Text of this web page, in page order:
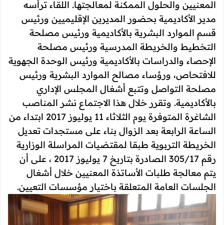
المعنيين والحلول الممكنة لمعالجتها. اللقاء ترأسه
مدير الأكاديمية بحضور المديرين الإقليميين ورئيس
قسم الموارد البشرية بالأكاديمية ورئيس مصلحة
التخطيط والخريطة المدرسية ورئيس مصلحة
الإحصاء والدراسات بالأكاديمية ورئيس الوحدة الجهوية
للافتحاص، ورؤساء مصالح الموارد البشرية ورئيس
مصلحة التواصل وتتبع أشغال المجلس الإداري
بالأكاديمية. وتقرر خلال هذا الاجتماع نشر المناصب
الشاغرة المتوفرة يوم الثلاثاء 11 يوليوز 2017 ابتداء من
الساعة الرابعة بعد الزوال بناء على مستجدات تعديل
الخريطة التربوية طبقا لمقتضيات المراسلة الوزارية
رقم 305/17 الصادرة بتاريخ 7 يوليوز 2017 ، على أن
يتم معالجة طلبات الأساتذة المعنيين خلال أشغال
الجلسات العامة المتعلقة باختيار مؤسسات التعيين.